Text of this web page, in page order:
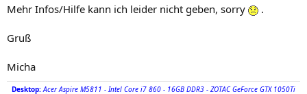
Mehr Infos/Hilfe kann ich leider nicht geben, sorry .
Gruß
Micha
Desktop:Acer Aspire M5811 - Intel Core i7 860 - 16GB DDR3 - ZOTAC GeForce GTX 1050Ti